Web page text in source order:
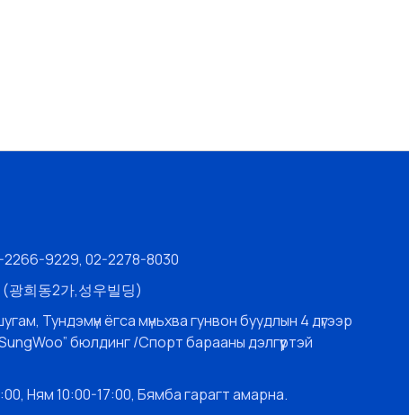
9229, 02-2278-8030
광희동2가,성우빌딩)
Тундэмүн ёгса мүньхва гунвон буудлын 4 дүгээр
бюлдинг /Спорт барааны дэлгүүртэй
Ням 10:00-17:00, Бямба гарагт амарна.